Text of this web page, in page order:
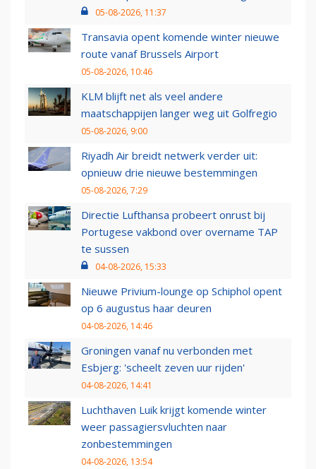
05-08-2026, 11:37
Transavia opent komende winter nieuwe
route vanaf Brussels Airport
05-08-2026, 10:46
KLM blijft net als veel andere
maatschappijen langer weg uit Golfregio
05-08-2026, 9:00
Riyadh Air breidt netwerk verder uit:
opnieuw drie nieuwe bestemmingen
05-08-2026, 7:29
Directie Lufthansa probeert onrust bij
Portugese vakbond over overname TAP
te sussen
04-08-2026, 15:33
Nieuwe Privium-lounge op Schiphol opent
op 6 augustus haar deuren
04-08-2026, 14:46
Groningen vanaf nu verbonden met
Esbjerg: 'scheelt zeven uur rijden'
04-08-2026, 14:41
Luchthaven Luik krijgt komende winter
weer passagiersvluchten naar
zonbestemmingen
04-08-2026, 13:54